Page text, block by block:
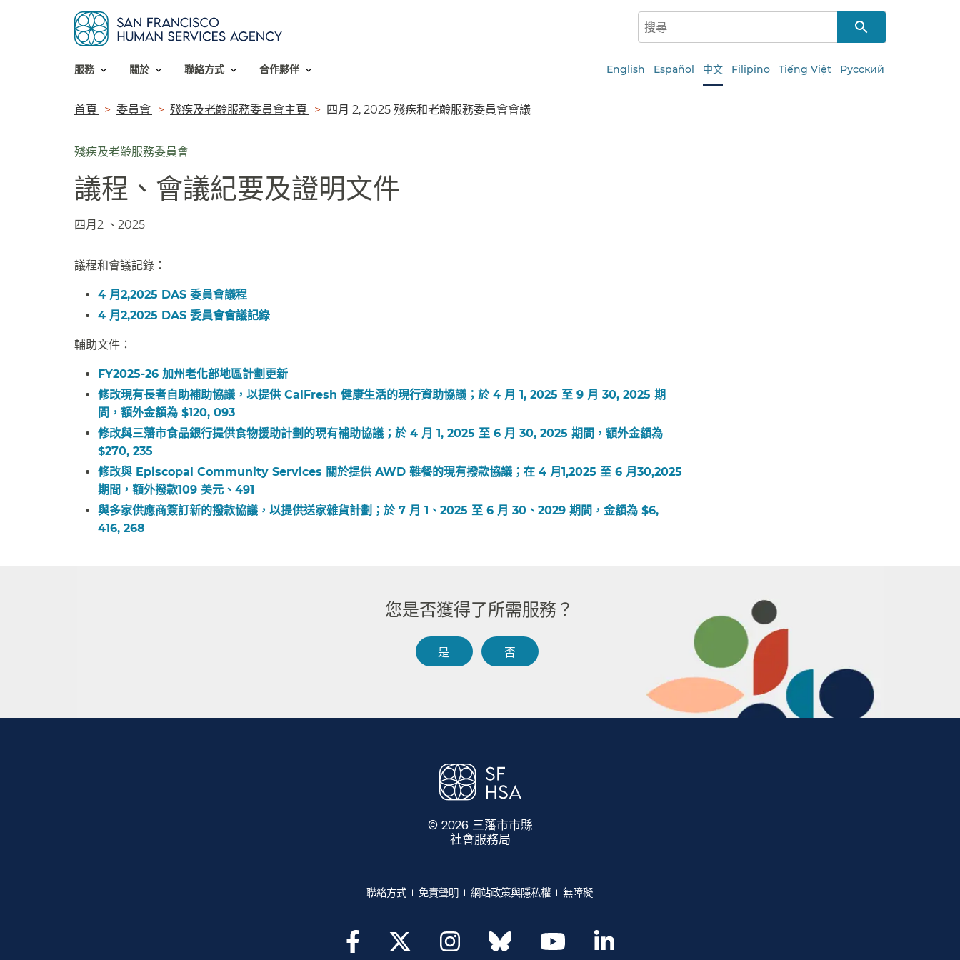
容​​
服務​​ 關於​​ 聯絡方式​​ 合作夥伴​​ English Español 中文 Filipino Tiếng Việt Русский
導
列​​
首頁​​ 委員會​​ 殘疾及老齡服務委員會主頁​​ 四月 2, 2025 殘疾和老齡服務委員會會議​​
殘疾及老齡服務委員會
議程、會議紀要及證明文件​​
四月2 、2025​​
議程和會議記錄：​​
4 月2,2025 DAS 委員會議程​​
4 月2,2025 DAS 委員會會議記錄​​
輔助文件：​​
FY2025-26 加州老化部地區計劃更新​​
修改現有長者自助補助協議，以提供 CalFresh 健康生活的現行資助協議；於 4 月 1, 2025 至 9 月 30, 2025 期
間，額外金額為 $120, 093​​
修改與三藩市食品銀行提供食物援助計劃的現有補助協議；於 4 月 1, 2025 至 6 月 30, 2025 期間，額外金額為
$270, 235​​
修改與 Episcopal Community Services 關於提供 AWD 雜餐的現有撥款協議；在 4 月1,2025 至 6 月30,2025
期間，額外撥款109 美元、491​​
與多家供應商簽訂新的撥款協議，以提供送家雜貨計劃；於 7 月 1、2025 至 6 月 30、2029 期間，金額為 $6,
416, 268​​
您是否獲得了所需服務？​​
是​​ 否​​
© 2026 三藩市市縣
社會服務局
聯絡方式​​ 免責聲明​​ 網站政策與隱私權​​ 無障礙​​